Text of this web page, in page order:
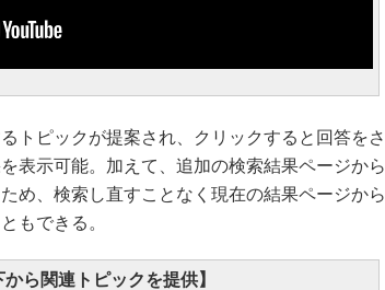
トピックが提案され、クリックすると回答をさ
表示可能。加えて、追加の検索結果ページから
め、検索し直すことなく現在の結果ページから
もできる。
から関連トピックを提供】